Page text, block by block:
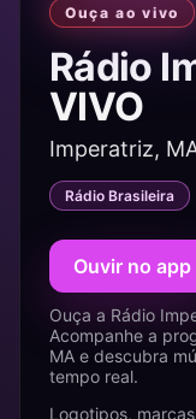
Ouça ao vivo
Rádio
VIVO
Imperatriz,
Rádio Brasileira
Ouvir no app
Ouça a Rádio
Acompanhe a
MA e descubra
tempo real.
Logotipos,